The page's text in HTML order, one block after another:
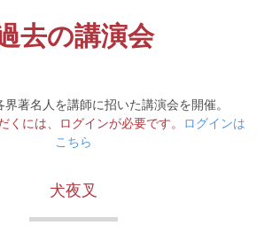
去の講演会
著名人を講師に招いた講演会を開催。
くには、ログインが必要です。
ログインは
こちら
犬夜叉